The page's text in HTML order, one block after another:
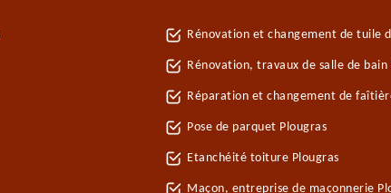
Rénovation et changement de tuile
Rénovation, travaux de salle de bain
Réparation et changement de
Pose de parquet Plougras
Etanchéité toiture Plougras
Maçon, entreprise de maçonnerie